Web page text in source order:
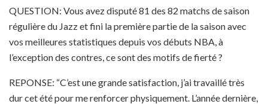
QUESTION: Vous avez disputé 81 des 82 matchs de saison
régulière du Jazz et fini la première partie de la saison avec
vos meilleures statistiques depuis vos débuts NBA, à
l’exception des contres, ce sont des motifs de fierté ?
REPONSE: “C’est une grande satisfaction, j’ai travaillé très
dur cet été pour me renforcer physiquement. L’année dernière,